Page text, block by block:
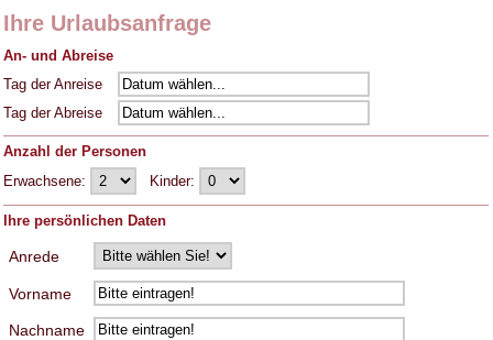
Ihre Urlaubsanfrage
An- und Abreise
Tag der Anreise
Tag der Abreise
Anzahl der Personen
Erwachsene:
Kinder:
Ihre persönlichen Daten
Anrede
Vorname
Nachname